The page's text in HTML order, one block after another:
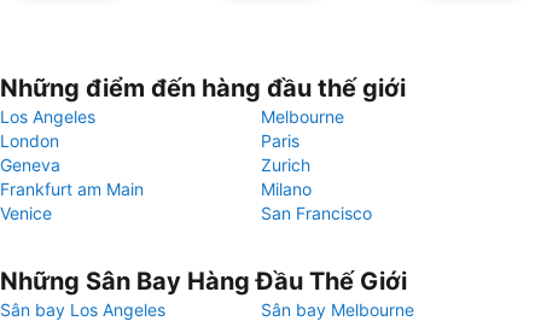
Những điểm đến hàng đầu thế giới
Los Angeles
Melbourne
London
Paris
Geneva
Zurich
Frankfurt am Main
Milano
Venice
San Francisco
Những Sân Bay Hàng Đầu Thế Giới
Sân bay Los Angeles
Sân bay Melbourne